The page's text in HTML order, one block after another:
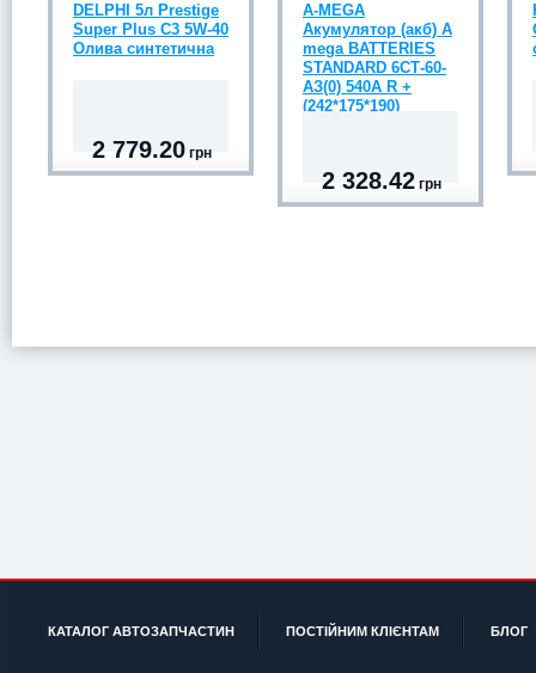
DELPHI 5л Prestige
Super Plus C3 5W-40
Олива синтетична
2 779.20 грн
A-MEGA
Акумулятор (акб) A
mega BATTERIES
STANDARD 6СТ-60-
АЗ(0) 540A R +
(242*175*190)
2 328.42 грн
КАТАЛОГ АВТОЗАПЧАСТИН ПОСТІЙНИМ КЛІЄНТАМ БЛОГ